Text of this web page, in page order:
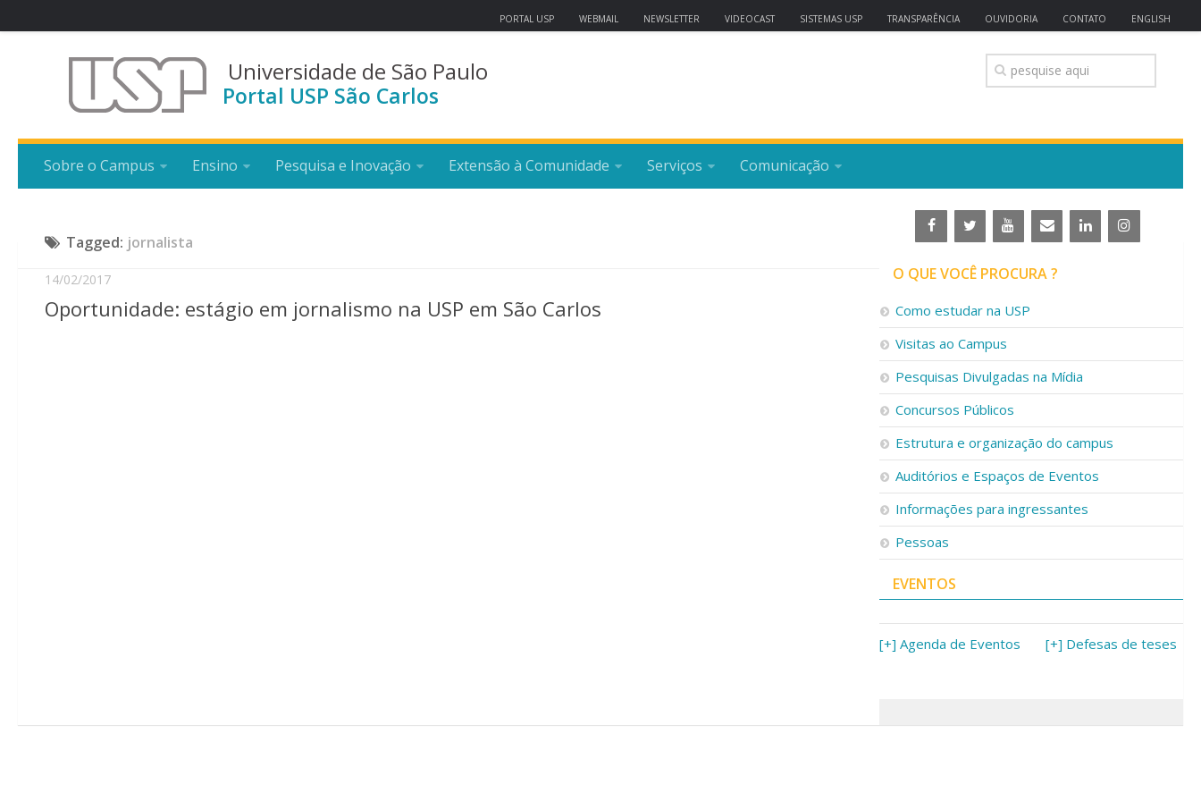
PORTAL USP WEBMAIL NEWSLETTER VIDEOCAST SISTEMAS USP TRANSPARÊNCIA OUVIDORIA CONTATO ENGLISH
Universidade de São Paulo
Portal USP São Carlos
Sobre o Campus Ensino Pesquisa e Inovação Extensão à Comunidade Serviços Comunicação
Tagged: jornalista
14/02/2017
Oportunidade: estágio em jornalismo na USP em São Carlos
O QUE VOCÊ PROCURA ?
Como estudar na USP
Visitas ao Campus
Pesquisas Divulgadas na Mídia
Concursos Públicos
Estrutura e organização do campus
Auditórios e Espaços de Eventos
Informações para ingressantes
Pessoas
EVENTOS
[+] Agenda de Eventos [+] Defesas de teses